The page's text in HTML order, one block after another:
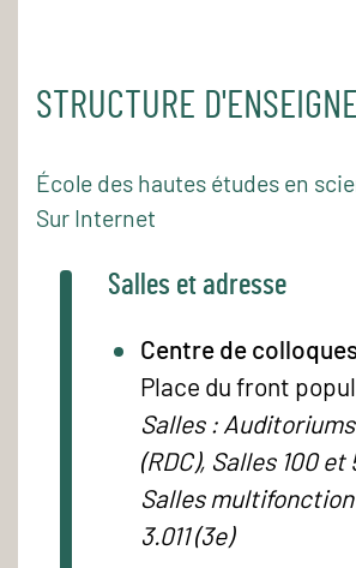
STRUCTURE
École des hautes études en
Sur Internet
Salles et adresse
Centre de
Place du front
Salles :
(RDC), Salles 100 et
Salles multifonction
3.011 (3e)